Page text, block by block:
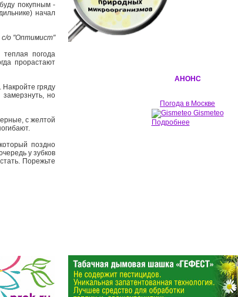
покупным -
начал
с/о "Оптимист"
погода
прорастают
Накройте гряду
но
с желтой
поздно
у зубков
Порежьте
АНОНС
Погода в Москве
Gismeteo
Подробнее